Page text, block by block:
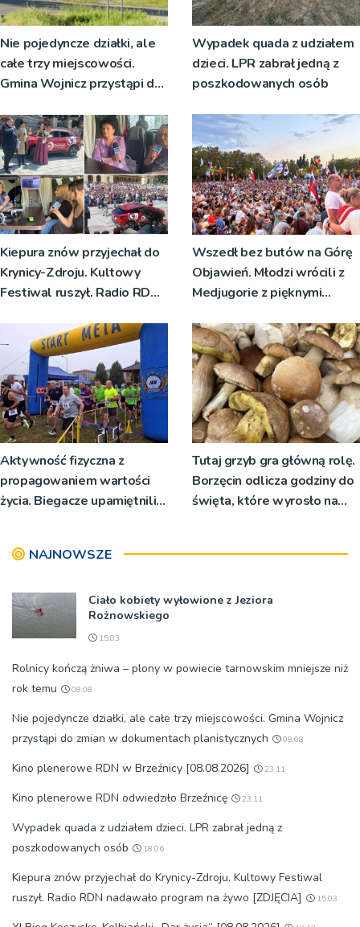
Nie pojedyncze działki, ale
całe trzy miejscowości.
Gmina Wojnicz przystąpi do
planistycznych
Wypadek quada z udziałem
dzieci. LPR zabrał jedną z
poszkodowanych osób
Kiepura znów przyjechał do
Krynicy-Zdroju. Kultowy
Festiwal ruszył. Radio RDN
[ZDJĘCIA]
Wszedł bez butów na Górę
Objawień. Młodzi wrócili z
Medjugorie z pięknymi
Aktywność fizyczna z
propagowaniem wartości
życia. Biegacze upamiętnili
Tutaj grzyb gra główną rolę.
Borzęcin odlicza godziny do
święta, które wyrosło na
NAJNOWSZE
Ciało kobiety wyłowione z Jeziora
Rożnowskiego
15:03
Rolnicy kończą żniwa – plony w powiecie tarnowskim mniejsze niż
rok temu
08:08
Nie pojedyncze działki, ale całe trzy miejscowości. Gmina Wojnicz
przystąpi do zmian w dokumentach planistycznych
08:08
Kino plenerowe RDN w Brzeźnicy [08.08.2026] 23:11
Kino plenerowe RDN odwiedziło Brzeźnicę 23:11
Wypadek quada z udziałem dzieci. LPR zabrał jedną z
poszkodowanych osób
18:06
Kiepura znów przyjechał do Krynicy-Zdroju. Kultowy Festiwal
ruszył. Radio RDN nadawało program na żywo [ZDJĘCIA]
15:03